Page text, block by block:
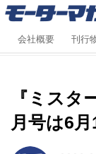
会社概要 刊行
『ミスタ
月号は6